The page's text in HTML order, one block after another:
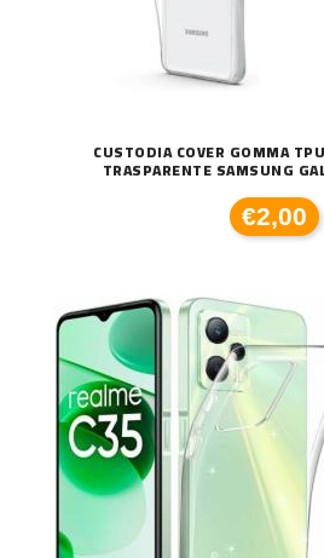
CUSTODIA COVER GOMMA
TRASPARENTE SAMSUNG
€2,00